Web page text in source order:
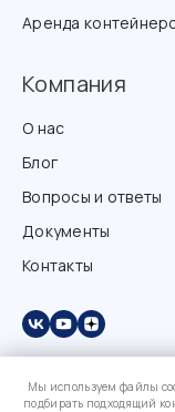
Аренда
Компания
О нас
Блог
Вопросы и ответы
Документы
Контакты
Мы используем файлы
подбирать подходящий